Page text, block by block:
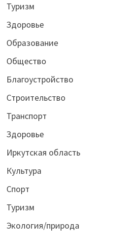
Туризм
Здоровье
Образование
Общество
Благоустройство
Строительство
Транспорт
Здоровье
Иркутская область
Культура
Спорт
Туризм
Экология/природа